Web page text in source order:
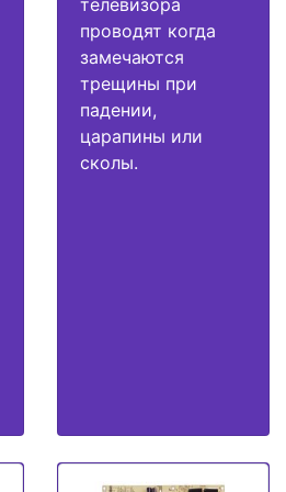
проводят когда
замечаются
трещины при
падении,
царапины или
сколы.